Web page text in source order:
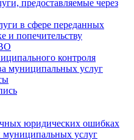
предоставляемые через
в сфере переданных
и попечительству
контроля
муниципальных услуг
юридических ошибках
муниципальных услуг